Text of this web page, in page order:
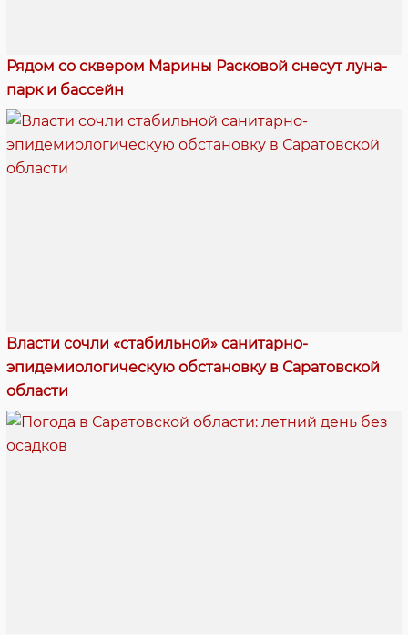
Рядом со сквером Марины Расковой снесут луна-
парк и бассейн
Власти сочли «стабильной» санитарно-
эпидемиологическую обстановку в Саратовской
области